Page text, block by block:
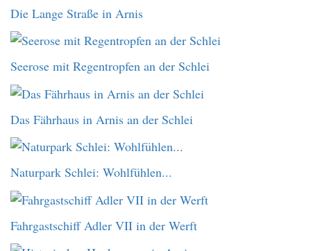
Die Lange Straße in Arnis
Seerose mit Regentropfen an der Schlei
Das Fährhaus in Arnis an der Schlei
Naturpark Schlei: Wohlfühlen...
Fahrgastschiff Adler VII in der Werft